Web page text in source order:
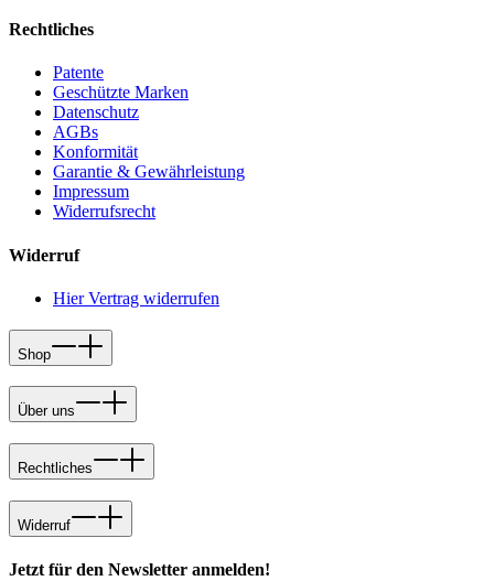
Rechtliches
Patente
Geschützte Marken
Datenschutz
AGBs
Konformität
Garantie & Gewährleistung
Impressum
Widerrufsrecht
Widerruf
Hier Vertrag widerrufen
Shop
Über uns
Rechtliches
Widerruf
Jetzt für den Newsletter anmelden!